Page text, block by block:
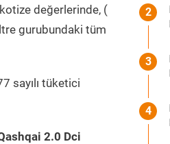
değerlerinde, (
gurubundaki tüm
sayılı tüketici
2.0 Dci
2
3
4